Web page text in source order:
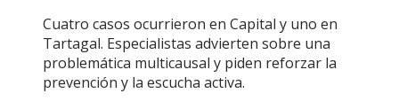
Cuatro casos ocurrieron en Capital y uno en
Tartagal. Especialistas advierten sobre una
problemática multicausal y piden reforzar la
prevención y la escucha activa.